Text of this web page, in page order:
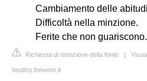
Cambiamento delle
Difficoltà nella minzione.
Ferite che non guariscono.
Richiesta di rimozione della fonte |
healthy.thewom.it